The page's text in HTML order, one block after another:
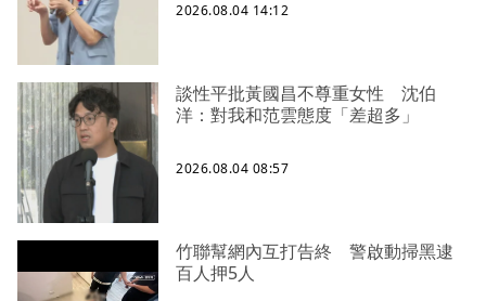
2026.08.04 14:12
談性平批黃國昌不尊重女性 沈伯
洋：對我和范雲態度「差超多」
2026.08.04 08:57
竹聯幫網內互打告終 警啟動掃黑逮
百人押5人